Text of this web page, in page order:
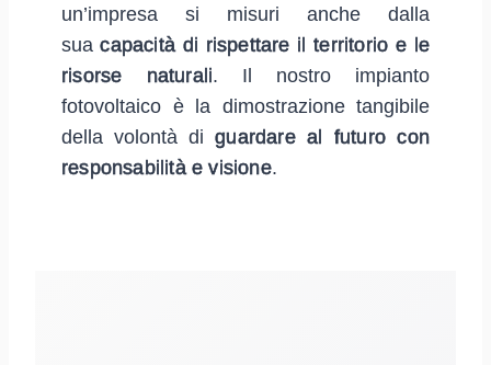
un’impresa si misuri anche dalla
suacapacità di rispettare il territorio e le
risorse naturali. Il nostro impianto
fotovoltaico è la dimostrazione tangibile
della volontà diguardare al futuro con
responsabilità e visione.